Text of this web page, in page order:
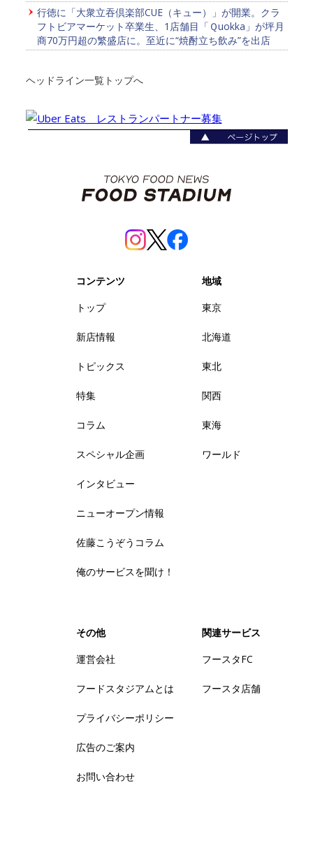
行徳に「大衆立吞倶楽部CUE（キュー）」が開業。クラ
フトビアマーケット卒業生、1店舗目「Ｑuokka」が坪月
商70万円超の繁盛店に。至近に“焼酎立ち飲み”を出店
ヘッドライン一覧トップへ
コンテンツ
トップ
新店情報
トピックス
特集
コラム
スペシャル企画
インタビュー
ニューオープン情報
佐藤こうぞうコラム
俺のサービスを聞け！
地域
東京
北海道
東北
関西
東海
ワールド
その他
運営会社
フードスタジアムとは
プライバシーポリシー
広告のご案内
お問い合わせ
関連サービス
フースタFC
フースタ店舗